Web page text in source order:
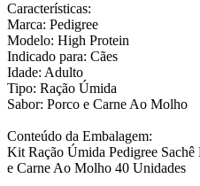
Características:
Marca: Pedigree
Modelo: High Protein
Indicado para: Cães
Idade: Adulto
Tipo: Ração Úmida
Sabor: Porco e Carne Ao Molho
Conteúdo da Embalagem:
Kit Ração Úmida Pedigree
e Carne Ao Molho 40 Unidades